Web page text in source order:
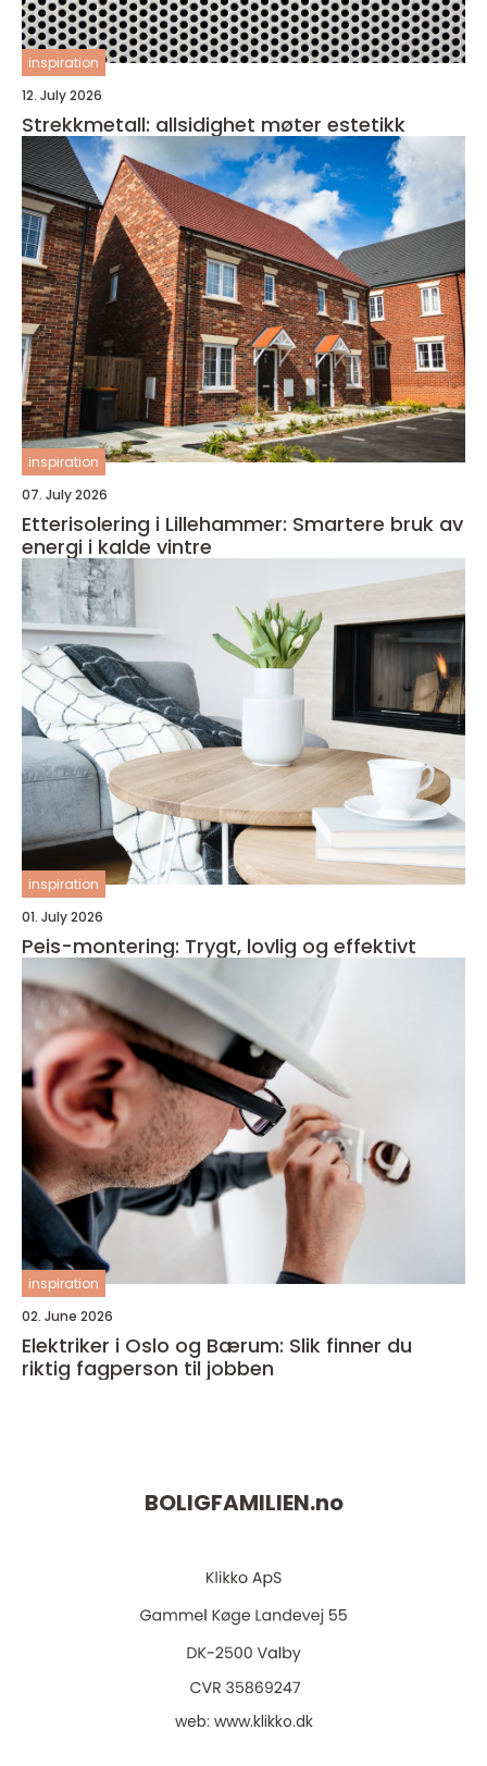
inspiration
12. July 2026
Strekkmetall: allsidighet møter estetikk
inspiration
07. July 2026
Etterisolering i Lillehammer: Smartere bruk av
energi i kalde vintre
inspiration
01. July 2026
Peis-montering: Trygt, lovlig og effektivt
inspiration
02. June 2026
Elektriker i Oslo og Bærum: Slik finner du
riktig fagperson til jobben
BOLIGFAMILIEN.no
web: www.klikko.dk